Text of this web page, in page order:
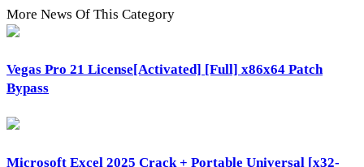
More News Of This Category
Vegas Pro 21 License[Activated] [Full] x86x64 Patch
Bypass
Microsoft Excel 2025 Crack + Portable Universal [x32-